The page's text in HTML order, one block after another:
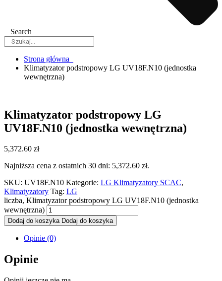
Search
Strona główna
Klimatyzator podstropowy LG UV18F.N10 (jednostka
wewnętrzna)
Klimatyzator podstropowy LG
UV18F.N10 (jednostka wewnętrzna)
5,372.60 zł
Najniższa cena z ostatnich 30 dni: 5,372.60 zł.
SKU: UV18F.N10 Kategorie: LG Klimatyzatory SCAC,
Klimatyzatory Tag: LG
liczba, Klimatyzator podstropowy LG UV18F.N10 (jednostka
wewnętrzna)
Dodaj do koszyka Dodaj do koszyka
Opinie (0)
Opinie